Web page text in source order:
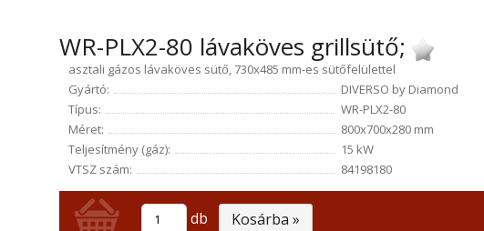
WR-PLX2-80 lávaköves grillsütő;
asztali gázos lávaköves sütő, 730x485 mm-es sütőfelülettel
Gyártó:
DIVERSO by Diamond
Típus:
WR-PLX2-80
Méret:
800x700x280 mm
Teljesítmény (gáz):
15 kW
VTSZ szám:
84198180
db Kosárba »